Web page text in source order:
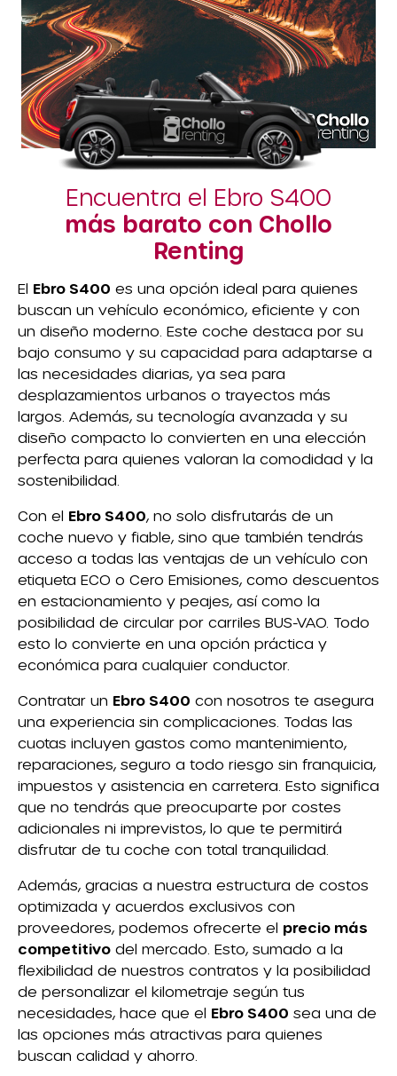
Encuentra el Ebro S400
más barato con Chollo
Renting
El Ebro S400 es una opción ideal para quienes
buscan un vehículo económico, eficiente y con
un diseño moderno. Este coche destaca por su
bajo consumo y su capacidad para adaptarse a
las necesidades diarias, ya sea para
desplazamientos urbanos o trayectos más
largos. Además, su tecnología avanzada y su
diseño compacto lo convierten en una elección
perfecta para quienes valoran la comodidad y la
sostenibilidad.
Con el Ebro S400, no solo disfrutarás de un
coche nuevo y fiable, sino que también tendrás
acceso a todas las ventajas de un vehículo con
etiqueta ECO o Cero Emisiones, como descuentos
en estacionamiento y peajes, así como la
posibilidad de circular por carriles BUS-VAO. Todo
esto lo convierte en una opción práctica y
económica para cualquier conductor.
Contratar un Ebro S400 con nosotros te asegura
una experiencia sin complicaciones. Todas las
cuotas incluyen gastos como mantenimiento,
reparaciones, seguro a todo riesgo sin franquicia,
impuestos y asistencia en carretera. Esto significa
que no tendrás que preocuparte por costes
adicionales ni imprevistos, lo que te permitirá
disfrutar de tu coche con total tranquilidad.
Además, gracias a nuestra estructura de costos
optimizada y acuerdos exclusivos con
proveedores, podemos ofrecerte el precio más
competitivo del mercado. Esto, sumado a la
flexibilidad de nuestros contratos y la posibilidad
de personalizar el kilometraje según tus
necesidades, hace que el Ebro S400 sea una de
las opciones más atractivas para quienes
buscan calidad y ahorro.